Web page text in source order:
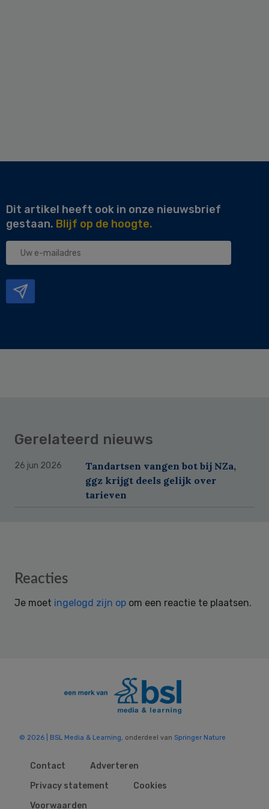
Dit artikel heeft ook in onze nieuwsbrief
gestaan. Blijf op de hoogte.
Uw
Gerelateerd nieuws
26 jun 2026
Tandartsen vangen bot bij NZa,
ggz krijgt deels gelijk over
tarieven
Reader
Reacties
Je moet ingelogd zijn op om een reactie te plaatsen.
© 2026 | BSL Media & Learning, onderdeel van Springer Nature
Contact
Adverteren
Privacy statement
Cookies
Voorwaarden